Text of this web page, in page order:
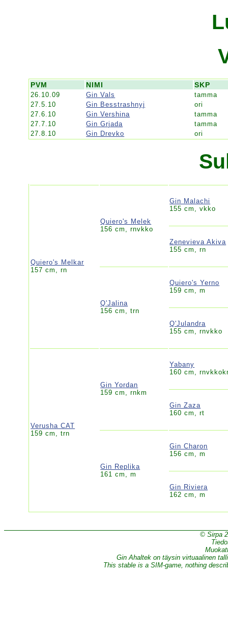
PVM NIMI SKP
26.10.09 Gin Vals
tamma
27.5.10
Gin Besstrashnyj
ori
27.6.10
Gin Vershina
tamma
27.7.10
Gin Grjada
tamma
27.8.10
Gin Drevko ori
Quiero's Melkar
157 cm, rn
Quiero's Melek
156 cm, rnvkko
Gin Malachi
155 cm, vkko
Zenevieva Akiva
155 cm, rn
Q'Jalina
156 cm, trn
Quiero's Yerno
159 cm, m
Q'Julandra
155 cm, rnvkko
Verusha CAT
159 cm, trn
Gin Yordan
159 cm, rnkm
Yabany
160 cm,
Gin Zaza
160 cm, rt
Gin Replika
161 cm, m
Gin Charon
156 cm, m
Gin Riviera
162 cm, m
© Sirpa
Gin Ahaltek on täysin virtuaalinen
This stable is a SIM-game, nothing